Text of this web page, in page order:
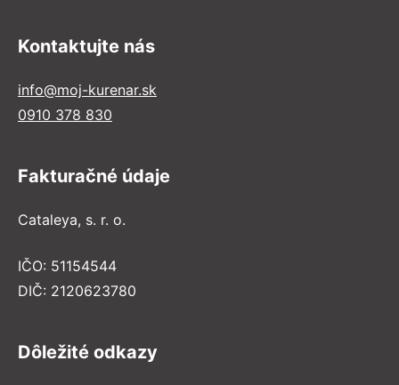
Kontaktujte nás
info@moj-kurenar.sk
0910 378 830
Fakturačné údaje
Cataleya, s. r. o.
IČO: 51154544
DIČ: 2120623780
Dôležité odkazy